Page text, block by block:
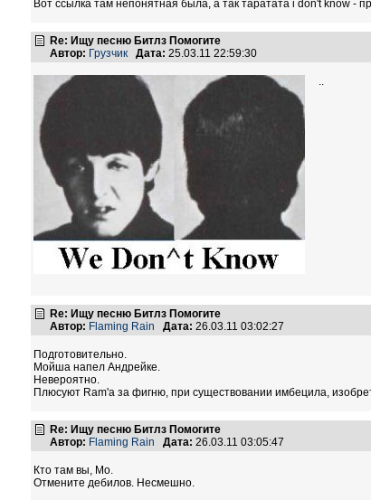
Вот ссылка там непонятная была, а так таратата i don't know -
Re: Ищу песню Битлз Помогите
Автор: Грузчик Дата: 25.03.11 22:59:30
..
Re: Ищу песню Битлз Помогите
Автор: Flaming Rain Дата: 26.03.11 03:02:27
Подготовительно.
Мойша напел Андрейке.
Невероятно.
Плюсуют Ram'a за фигню, при существовании имбецила,
Re: Ищу песню Битлз Помогите
Автор: Flaming Rain Дата: 26.03.11 03:05:47
Кто там вы, Мо.
Отмените дебилов. Несмешно.